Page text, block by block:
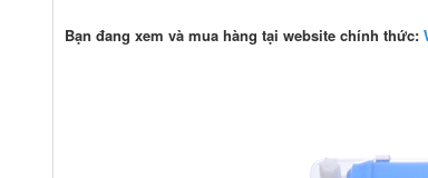
Bạn đang xem và mua hàng tại website chính thức: